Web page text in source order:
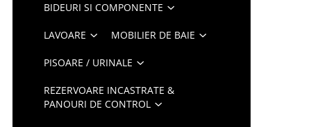
BIDEURI SI COMPONENTE
LAVOARE MOBILIER DE BAIE
PISOARE / URINALE
REZERVOARE INCASTRATE &
PANOURI DE CONTROL